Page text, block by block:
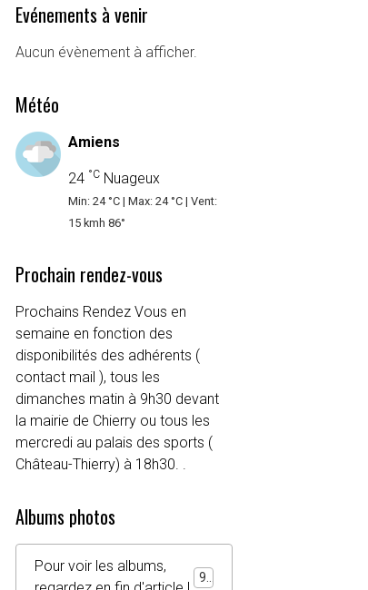
Evénements à venir
Aucun évènement à afficher.
Météo
Amiens
24 °CNuageux
Min: 24 °C | Max: 24 °C | Vent:
15 kmh 86°
Prochain rendez-vous
Prochains Rendez Vous en
semaine en fonction des
disponibilités des adhérents (
contact mail ), tous les
dimanches matin à 9h30 devant
la mairie de Chierry ou tous les
mercredi au palais des sports (
Château-Thierry) à 18h30. .
Albums photos
Pour voir les albums,